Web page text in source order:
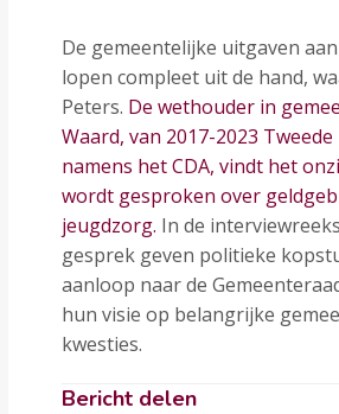
De gemeentelijke uitgaven
lopen compleet uit de hand,
Peters. De wethouder in
Waard, van 2017-2023
namens het CDA, vindt het
wordt gesproken over
jeugdzorg. In de
gesprek geven politieke
aanloop naar de
hun visie op belangrijke
kwesties.
Bericht delen